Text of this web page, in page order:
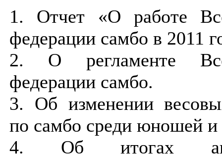
1. Отчет «О работе
федерации самбо в 2011
2. О регламенте
федерации самбо.
3. Об изменении
по самбо среди юношей и
4. Об итогах